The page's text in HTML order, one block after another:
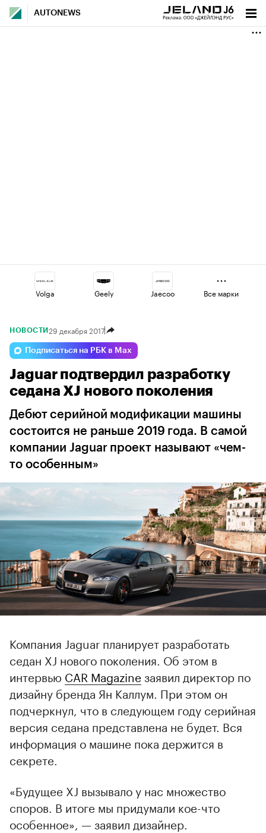
AUTONEWS
Volga Geely Jaecoo
Omoda Esteo
Changan Voyah Lada
Все марки
НОВОСТИ 29 декабря 2017
Подписаться на РБК в Max
Jaguar подтвердил разработку
седана XJ нового поколения
Дебют серийной модификации машины
состоится не раньше 2019 года. В самой
компании Jaguar проект называют «чем-
то особенным»
Компания Jaguar планирует разработать
седан XJ нового поколения. Об этом в
интервью CAR Magazine заявил директор по
дизайну бренда Ян Каллум. При этом он
подчеркнул, что в следующем году серийная
версия седана представлена не будет. Вся
информация о машине пока держится в
секрете.
«Будущее XJ вызывало у нас множество
споров. В итоге мы придумали кое-что
особенное», — заявил дизайнер.